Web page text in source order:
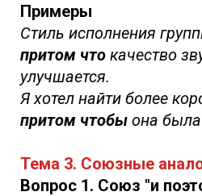
Примеры
Стиль исполнения
притом что качество
улучшается.
Я хотел найти более
притом чтобы она
Тема 3. Союзные
Вопрос 1. Союз "и